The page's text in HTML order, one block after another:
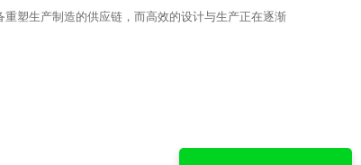
塑生产制造的供应链，而高效的设计与生产正在逐渐